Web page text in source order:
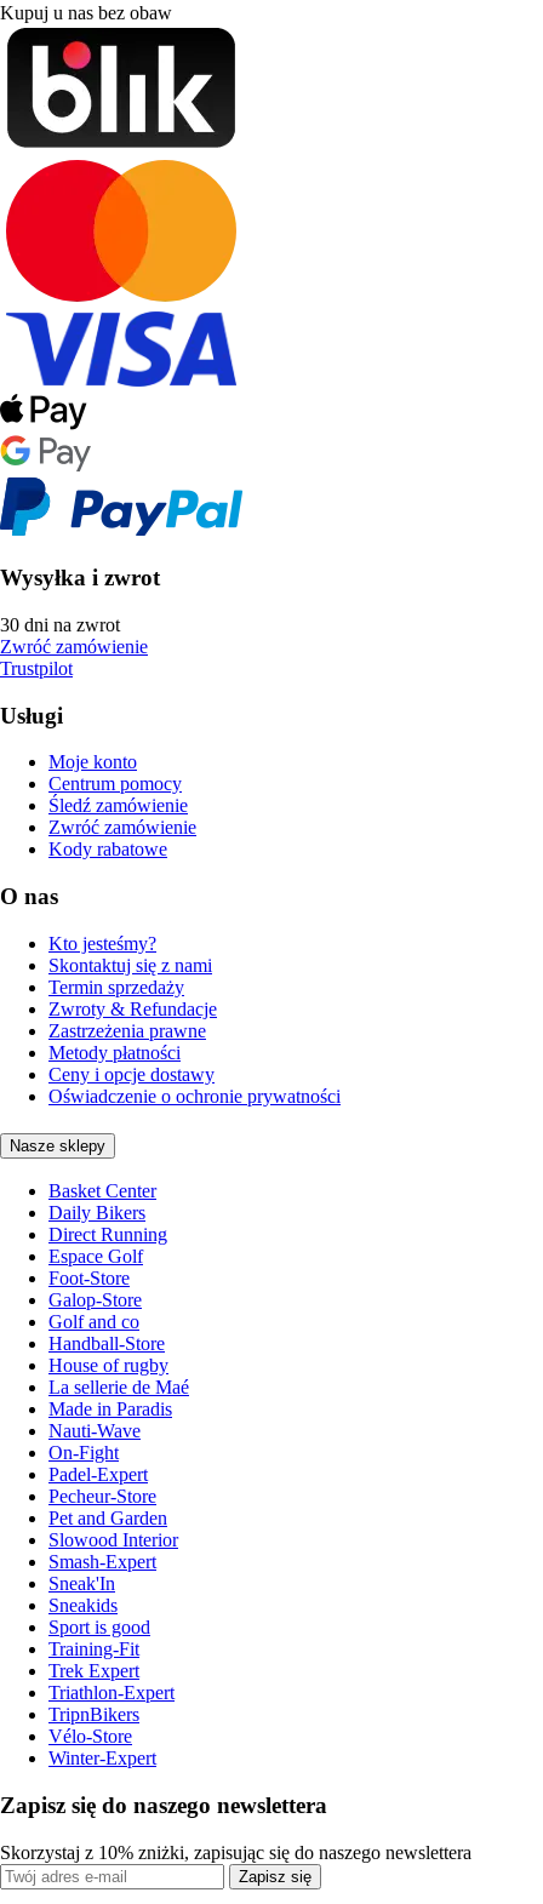
Kupuj u nas bez obaw
Wysyłka i zwrot
30 dni na zwrot
Zwróć zamówienie
Trustpilot
Usługi
Moje konto
Centrum pomocy
Śledź zamówienie
Zwróć zamówienie
Kody rabatowe
O nas
Kto jesteśmy?
Skontaktuj się z nami
Termin sprzedaży
Zwroty & Refundacje
Zastrzeżenia prawne
Metody płatności
Ceny i opcje dostawy
Oświadczenie o ochronie prywatności
Nasze sklepy
Basket Center
Daily Bikers
Direct Running
Espace Golf
Foot-Store
Galop-Store
Golf and co
Handball-Store
House of rugby
La sellerie de Maé
Made in Paradis
Nauti-Wave
On-Fight
Padel-Expert
Pecheur-Store
Pet and Garden
Slowood Interior
Smash-Expert
Sneak'In
Sneakids
Sport is good
Training-Fit
Trek Expert
Triathlon-Expert
TripnBikers
Vélo-Store
Winter-Expert
Zapisz się do naszego newslettera
Skorzystaj z 10% zniżki, zapisując się do naszego newslettera
Zapisz się